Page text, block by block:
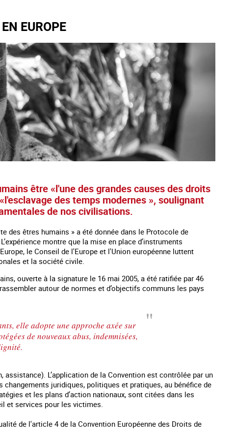
des mineurs en France #Devenir : l'accompagnement des mineurs
victime de traite
Les
EUROPE
être «l'une des grandes causes des droits
des temps modernes », soulignant
de nos civilisations.
des êtres humains » a été donnée dans le Protocole de
montre que la mise en place d’instruments
le Conseil de l'Europe et l'Union européenne luttent
et la société civile.
ouverte à la signature le 16 mai 2005, a été ratifiée par 46
autour de normes et d’objectifs communs les pays
elle adopte une approche axée sur
de nouveaux abus, indemnisées,
L’application de la Convention est contrôlée par un
changements juridiques, politiques et pratiques, au bénéfice de
et les plans d’action nationaux, sont citées dans les
et services pour les victimes.
de l'article 4 de la Convention Européenne des Droits de